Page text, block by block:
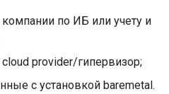
по ИБ или учету и
provider/гипервизор;
с установкой baremetal.